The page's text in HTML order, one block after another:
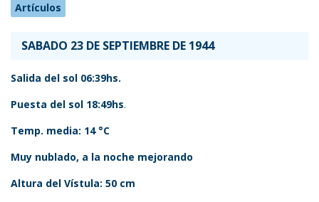
Artículos
SABADO 23 DE SEPTIEMBRE DE 1944
Salida del sol 06:39hs.
Puesta del sol 18:49hs.
Temp. media: 14 °C
Muy nublado, a la noche mejorando
Altura del Vístula: 50 cm